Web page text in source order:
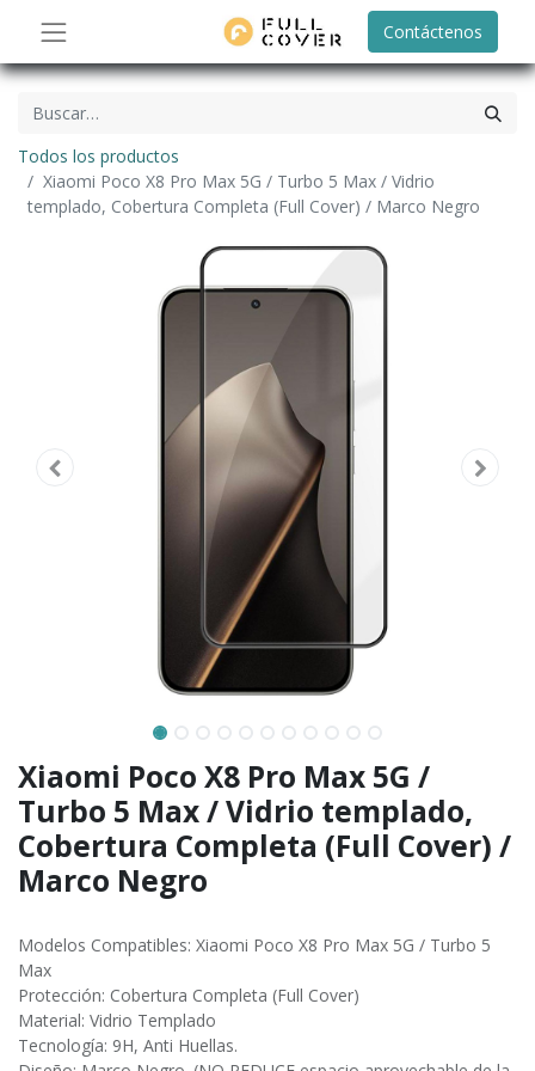
Contáctenos
Todos los productos
Xiaomi Poco X8 Pro Max 5G / Turbo 5 Max / Vidrio
templado, Cobertura Completa (Full Cover) / Marco Negro
Xiaomi Poco X8 Pro Max 5G /
Turbo 5 Max / Vidrio templado,
Cobertura Completa (Full Cover) /
Marco Negro
Modelos Compatibles: Xiaomi Poco X8 Pro Max 5G / Turbo 5
Max
Protección: Cobertura Completa (Full Cover)
Material: Vidrio Templado
Tecnología: 9H, Anti Huellas.